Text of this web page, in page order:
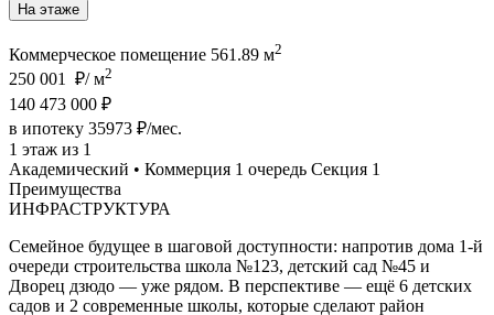
На этаже
Коммерческое помещение 561.89 м2
250 001 ₽/ м2
140 473 000 ₽
в ипотеку 35973 ₽/мес.
1 этаж из 1
Академический • Коммерция 1 очередь Секция 1
Преимущества
ИНФРАСТРУКТУРА
Семейное будущее в шаговой доступности: напротив дома 1-й
очереди строительства школа №123, детский сад №45 и
Дворец дзюдо — уже рядом. В перспективе — ещё 6 детских
садов и 2 современные школы, которые сделают район